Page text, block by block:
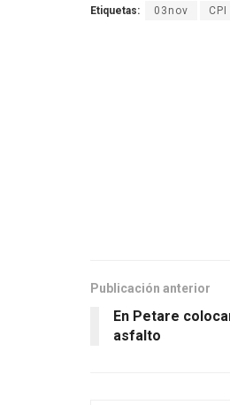
Etiquetas: 03nov CPI
Publicación anterior
En Petare
asfalto